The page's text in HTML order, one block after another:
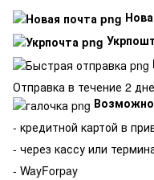
Отправка в течение 2
- кредитной картой в
- через кассу или
- WayForpay